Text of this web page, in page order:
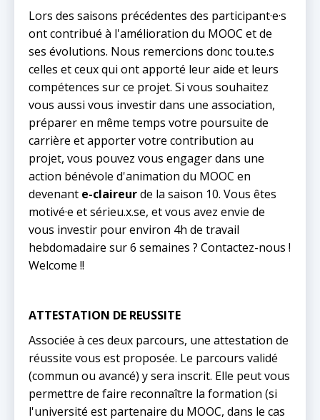
Lors des saisons précédentes des participant·e·s
ont contribué à l'amélioration du MOOC et de
ses évolutions. Nous remercions donc tou.te.s
celles et ceux qui ont apporté leur aide et leurs
compétences sur ce projet. Si vous souhaitez
vous aussi vous investir dans une association,
préparer en même temps votre poursuite de
carrière et apporter votre contribution au
projet, vous pouvez vous engager dans une
action bénévole d'animation du MOOC en
devenant e-claireurde la saison 10. Vous êtes
motivé·e et sérieu.x.se, et vous avez envie de
vous investir pour environ 4h de travail
hebdomadaire sur 6 semaines ? Contactez-nous !
Welcome !!
ATTESTATION DE REUSSITE
Associée à ces deux parcours, une attestation de
réussite vous est proposée. Le parcours validé
(commun ou avancé) y sera inscrit. Elle peut vous
permettre de faire reconnaître la formation (si
l'université est partenaire du MOOC, dans le cas